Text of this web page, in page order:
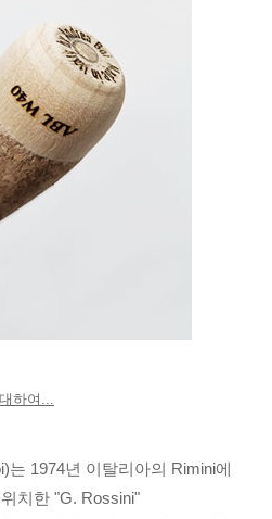
하여...
는 1974년 이탈리아의 Rimini에
치한 "G. Rossini"